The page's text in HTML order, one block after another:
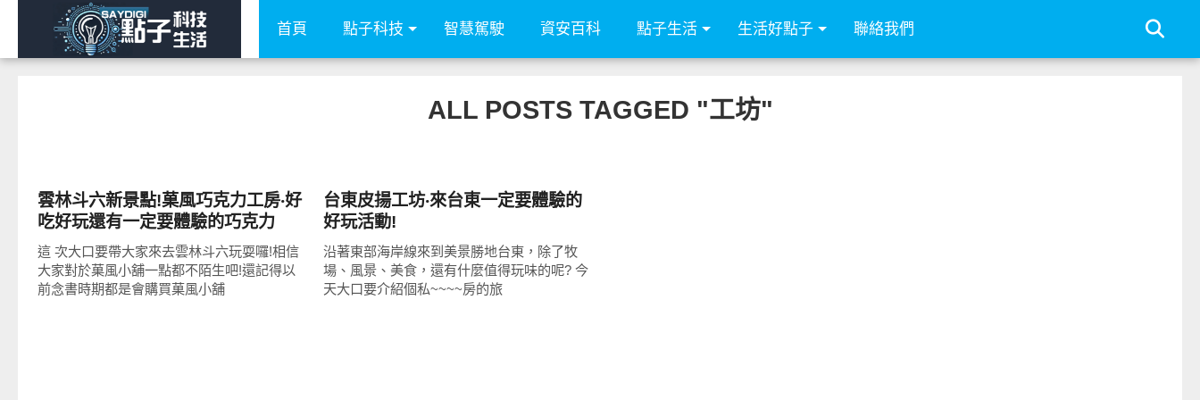
首頁 點子科技 智慧駕駛 資安百科 點子生活 生活好點子 聯絡我們
ALL POSTS TAGGED "工坊"
雲林斗六新景點!菓風巧克力工房‧好
吃好玩還有一定要體驗的巧克力
DIY! (超完整圖文)
這 次大口要帶大家來去雲林斗六玩耍囉!相信
大家對於菓風小舖一點都不陌生吧!還記得以
前念書時期都是會購買菓風小舖
台東皮揚工坊‧來台東一定要體驗的
好玩活動!
沿著東部海岸線來到美景勝地台東，除了牧
場、風景、美食，還有什麼值得玩味的呢? 今
天大口要介紹個私~~~~房的旅